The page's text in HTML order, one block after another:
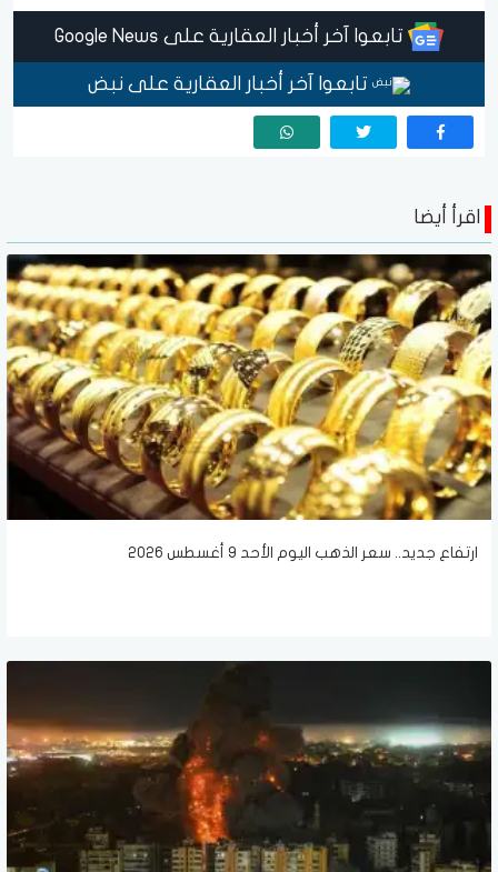
تابعوا آخر أخبار العقارية على Google News
تابعوا آخر أخبار العقارية على نبض
اقرأ أيضا
ارتفاع جديد.. سعر الذهب اليوم الأحد 9 أغسطس 2026